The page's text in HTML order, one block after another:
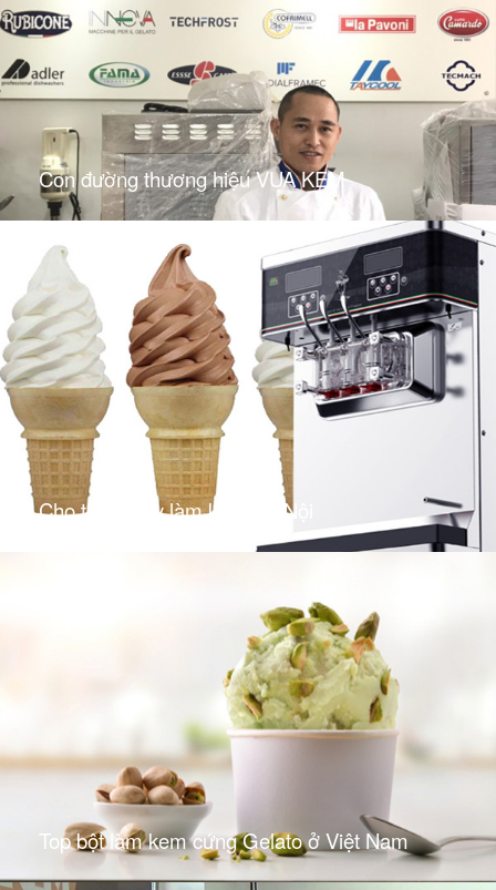
Con đường thương hiệu VUA KEM
Cho thuê máy làm kem Hà Nội
Top bột làm kem cứng Gelato ở Việt Nam